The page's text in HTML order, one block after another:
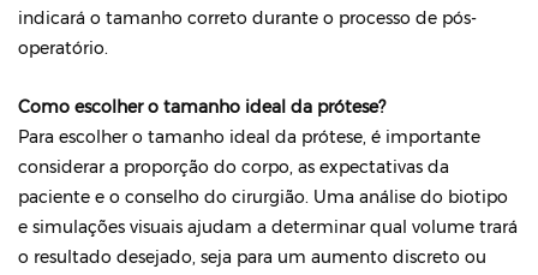
indicará o tamanho correto durante o processo de pós-
operatório.
Como escolher o tamanho ideal da prótese?
Para escolher o tamanho ideal da prótese, é importante
considerar a proporção do corpo, as expectativas da
paciente e o conselho do cirurgião. Uma análise do biotipo
e simulações visuais ajudam a determinar qual volume trará
o resultado desejado, seja para um aumento discreto ou